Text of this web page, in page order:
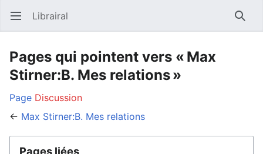
Ouvrir le menu principal Librairal
Pages qui pointent vers « Max
Stirner:B. Mes relations »
Page Discussion
← Max Stirner:B. Mes relations
Pages liées